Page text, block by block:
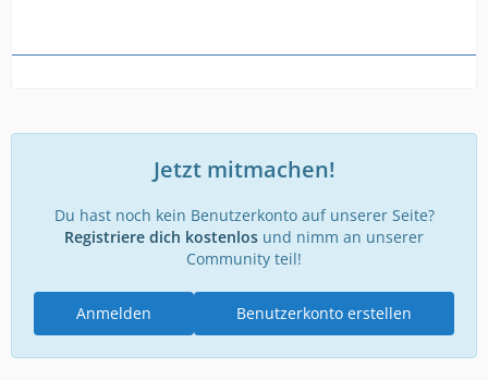
Jetzt mitmachen!
Du hast noch kein Benutzerkonto auf unserer Seite?
Registriere dich kostenlos und nimm an unserer
Community teil!
Benutzerkonto erstellen
Anmelden